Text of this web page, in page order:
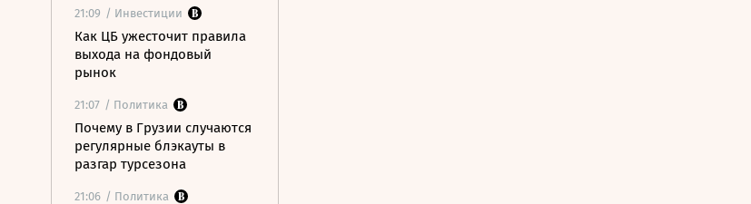
21:09 / Инвестиции
Как ЦБ ужесточит правила
выхода на фондовый
рынок
21:07 / Политика
Почему в Грузии случаются
регулярные блэкауты в
разгар турсезона
21:06 / Политика